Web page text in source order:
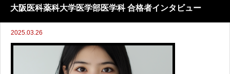
ろが大きく、後進の受験生のみなさんの糧とすべく、合格者イ
大阪医科薬科大学医学部医学科 合格者インタビュー
2025.03.26